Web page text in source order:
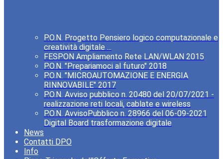
P.O.N. Progetto Pensiero logico computazionale e
creatività digitale ...
FESPON Ampliamento Rete LAN/WLAN 2015
P.O.N. "Prepariamoci al futuro" 2018
P.O.N. "MICROAUTOMAZIONE E ENERGIA
RINNOVABILE" 2017
P.O.N. Avviso pubblico n. 20480 del 20/07/2021 -
realizzazione reti locali, cablate e wireless
P.O.N. AvvisoPubblico n. 28966 del 06-09-2021
Digital Board trasformazione digitale
News
Contatti DPO
Info